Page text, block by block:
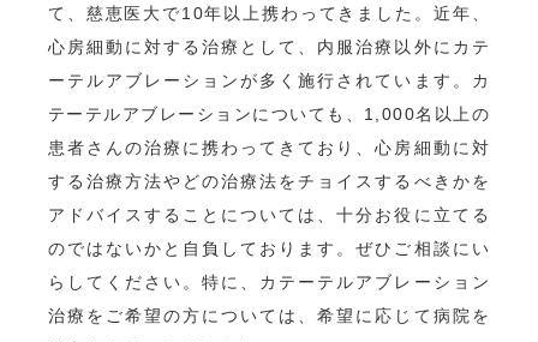
て、慈恵医大で10年以上携わってきました。近年、
心房細動に対する治療として、内服治療以外にカテ
ーテルアブレーションが多く施行されています。カ
テーテルアブレーションについても、1,000名以上の
患者さんの治療に携わってきており、心房細動に対
する治療方法やどの治療法をチョイスするべきかを
アドバイスすることについては、十分お役に立てる
のではないかと自負しております。ぜひご相談にい
らしてください。特に、カテーテルアブレーション
治療をご希望の方については、希望に応じて病院を